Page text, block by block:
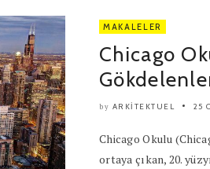
MAKALELER
Chicago
by ARKITEKTUEL 25
Chicago Okulu
ortaya çıkan, 20.